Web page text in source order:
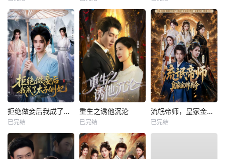
拒绝做妾后我成了太子侧妃
已完结
重生之诱他沉沦
已完结
流氓帝师，皇家金牌县令
已完结